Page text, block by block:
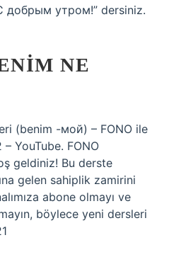
добрым утром!” dersiniz.
NE
(benim -мой) – FONO ile
YouTube. FONO
geldiniz! Bu derste
gelen sahiplik zamirini
abone olmayı ve
böylece yeni dersleri